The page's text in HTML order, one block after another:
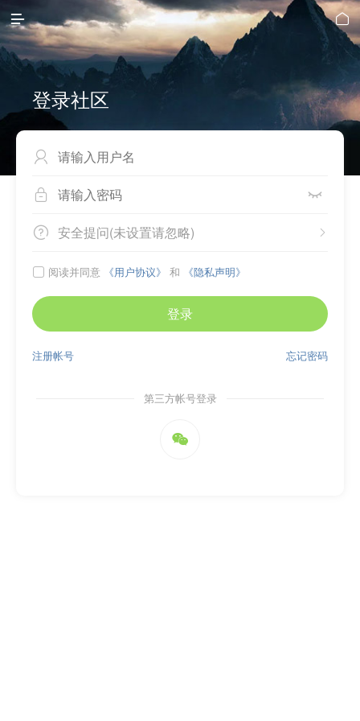
 
登录社区

 
 
安全提问(未设置请忽略)
 阅读并同意 《用户协议》 和 《隐私声明》
登录
忘记密码
注册帐号
第三方帐号登录
